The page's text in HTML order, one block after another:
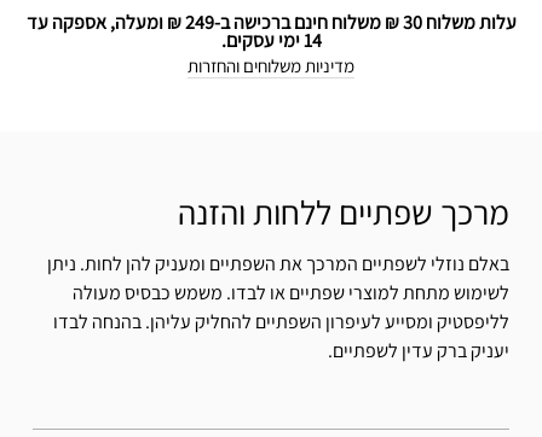
עלות משלוח 30 ₪ משלוח חינם ברכישה ב-249 ₪ ומעלה, אספקה עד
14 ימי עסקים.
מדיניות משלוחים והחזרות
מרכך שפתיים ללחות והזנה
באלם נוזלי לשפתיים המרכך את השפתיים ומעניק להן לחות. ניתן
לשימוש מתחת למוצרי שפתיים או לבדו. משמש כבסיס מעולה
לליפסטיק ומסייע לעיפרון השפתיים להחליק עליהן. בהנחה לבדו
יעניק ברק עדין לשפתיים.